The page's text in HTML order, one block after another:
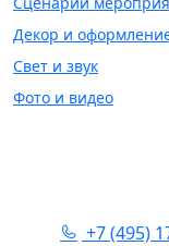
Декор и
Свет и звук
Фото и видео
+7 (495)